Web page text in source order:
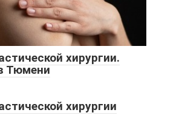
хирургии.
Тюмени
хирургии